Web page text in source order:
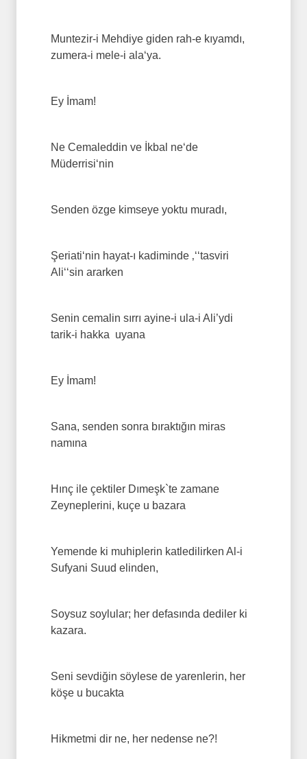
Muntezir-i Mehdiye giden rah-e kıyamdı,
zumera-i mele-i ala‘ya.
Ey İmam!
Ne Cemaleddin ve İkbal ne‘de
Müderrisi‘nin
Senden özge kimseye yoktu muradı,
Şeriati‘nin hayat-ı kadiminde ‚‘‘tasviri
Ali‘‘sin ararken
Senin cemalin sırrı ayine-i ula-i Ali’ydi
tarik-i hakka uyana
Ey İmam!
Sana, senden sonra bıraktığın miras
namına
Hınç ile çektiler Dımeşk`te zamane
Zeyneplerini, kuçe u bazara
Yemende ki muhiplerin katledilirken Al-i
Sufyani Suud elinden,
Soysuz soylular; her defasında dediler ki
kazara.
Seni sevdiğin söylese de yarenlerin, her
köşe u bucakta
Hikmetmi dir ne, her nedense ne?!